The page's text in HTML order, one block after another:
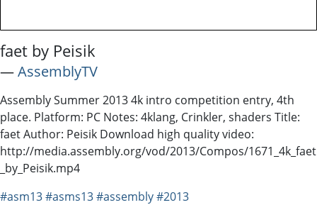
faet by Peisik
―AssemblyTV
Assembly Summer 2013 4k intro competition entry, 4th
place. Platform: PC Notes: 4klang, Crinkler, shaders Title:
faet Author: Peisik Download high quality video:
http://media.assembly.org/vod/2013/Compos/1671_4k_faet
_by_Peisik.mp4
#asm13#asms13#assembly#2013